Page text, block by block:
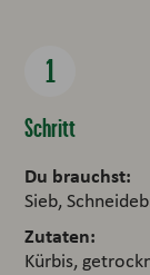
Schritt
Du brauchst:
Sieb,
Zutaten:
Kürbis,